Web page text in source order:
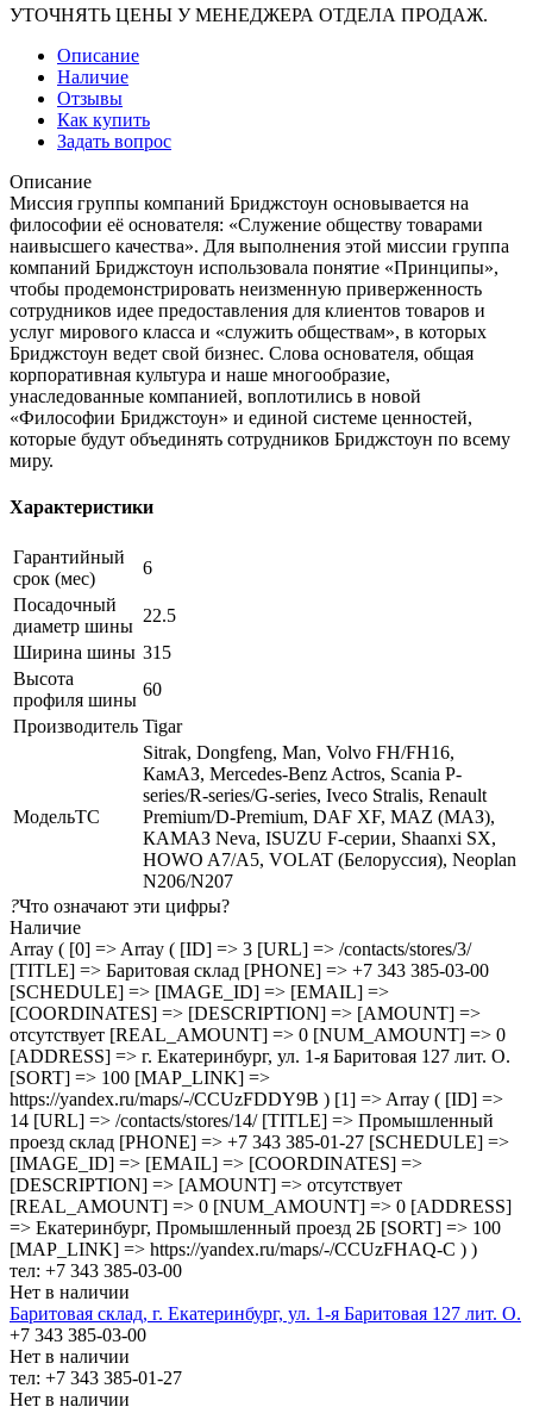
УТОЧНЯТЬ ЦЕНЫ У МЕНЕДЖЕРА ОТДЕЛА ПРОДАЖ.
Описание
Наличие
Отзывы
Как купить
Задать вопрос
Описание
Миссия группы компаний Бриджстоун основывается на
философии её основателя: «Служение обществу товарами
наивысшего качества». Для выполнения этой миссии группа
компаний Бриджстоун использовала понятие «Принципы»,
чтобы продемонстрировать неизменную приверженность
сотрудников идее предоставления для клиентов товаров и
услуг мирового класса и «служить обществам», в которых
Бриджстоун ведет свой бизнес. Слова основателя, общая
корпоративная культура и наше многообразие,
унаследованные компанией, воплотились в новой
«Философии Бриджстоун» и единой системе ценностей,
которые будут объединять сотрудников Бриджстоун по всему
миру.
Характеристики
Гарантийный
срок (мес)
6
Посадочный
диаметр шины
22.5
Ширина шины 315
Высота
профиля шины
60
Производитель Tigar
МодельТС
Sitrak, Dongfeng, Man, Volvo FH/FH16,
КамАЗ, Mercedes-Benz Actros, Scania P-
series/R-series/G-series, Iveco Stralis, Renault
Premium/D-Premium, DAF XF, MAZ (МАЗ),
КАМАЗ Neva, ISUZU F-серии, Shaanxi SX,
HOWO A7/A5, VOLAT (Белоруссия), Neoplan
N206/N207
?Что означают эти цифры?
Наличие
Array ( [0] => Array ( [ID] => 3 [URL] => /contacts/stores/3/
[TITLE] => Баритовая склад [PHONE] => +7 343 385-03-00
[SCHEDULE] => [IMAGE_ID] => [EMAIL] =>
[COORDINATES] => [DESCRIPTION] => [AMOUNT] =>
отсутствует [REAL_AMOUNT] => 0 [NUM_AMOUNT] => 0
[ADDRESS] => г. Екатеринбург, ул. 1-я Баритовая 127 лит. О.
[SORT] => 100 [MAP_LINK] =>
https://yandex.ru/maps/-/CCUzFDDY9B ) [1] => Array ( [ID] =>
14 [URL] => /contacts/stores/14/ [TITLE] => Промышленный
проезд cклад [PHONE] => +7 343 385-01-27 [SCHEDULE] =>
[IMAGE_ID] => [EMAIL] => [COORDINATES] =>
[DESCRIPTION] => [AMOUNT] => отсутствует
[REAL_AMOUNT] => 0 [NUM_AMOUNT] => 0 [ADDRESS]
=> Екатеринбург, Промышленный проезд 2Б [SORT] => 100
[MAP_LINK] => https://yandex.ru/maps/-/CCUzFHAQ-C ) )
тел: +7 343 385-03-00
Нет в наличии
Баритовая склад, г. Екатеринбург, ул. 1-я Баритовая 127 лит. О.
+7 343 385-03-00
Нет в наличии
тел: +7 343 385-01-27
Нет в наличии